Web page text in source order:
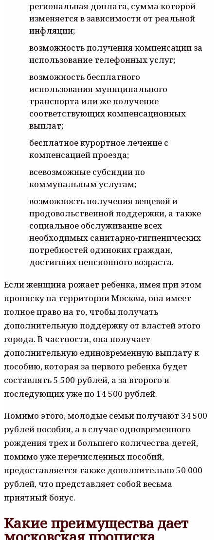
региональная доплата, сумма которой
изменяется в зависимости от реальной
инфляции;
возможность получения компенсации за
использование телефонных услуг;
возможность бесплатного
использования муниципального
транспорта или же получение
соответствующих компенсационных
выплат;
бесплатное курортное лечение с
компенсацией проезда;
всевозможные субсидии по
коммунальным услугам;
возможность получения вещевой и
продовольственной поддержки, а также
социальное обслуживание всех
необходимых санитарно-гигиенических
потребностей одиноких граждан,
достигших пенсионного возраста.
Если женщина рожает ребенка, имея при этом
прописку на территории Москвы, она имеет
полное право на то, чтобы получать
дополнительную поддержку от властей этого
города. В частности, она получает
дополнительную единовременную выплату к
пособию, которая за первого ребенка будет
составлять 5 500 рублей, а за второго и
последующих уже по 14 500 рублей.
Помимо этого, молодые семьи получают 34 500
рублей пособия, а в случае одновременного
рождения трех и большего количества детей,
помимо уже перечисленных пособий,
предоставляется также дополнительно 50 000
рублей, что представляет собой весьма
приятный бонус.
Какие преимущества дает